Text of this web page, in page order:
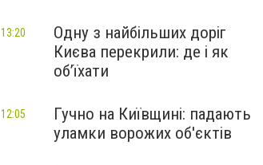
Одну з найбільших доріг
Києва перекрили: де і як
об’їхати
13:20
Гучно на Київщині: падають
уламки ворожих об'єктів
12:05